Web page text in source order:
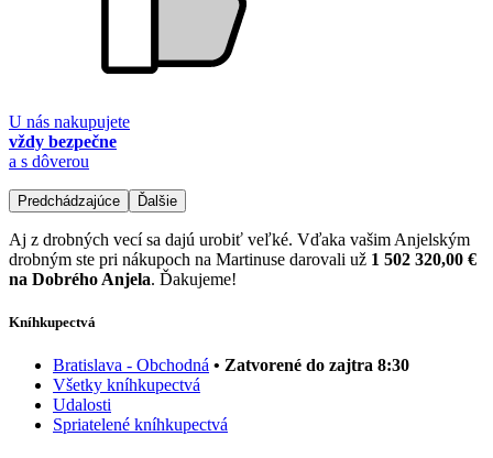
U nás nakupujete
vždy bezpečne
a s dôverou
Predchádzajúce Ďalšie
Aj z drobných vecí sa dajú urobiť veľké. Vďaka vašim Anjelským
drobným ste pri nákupoch na Martinuse darovali už 1 502 320,00 €
na Dobrého Anjela. Ďakujeme!
Kníhkupectvá
Bratislava - Obchodná • Zatvorené do zajtra 8:30
Všetky kníhkupectvá
Udalosti
Spriatelené kníhkupectvá